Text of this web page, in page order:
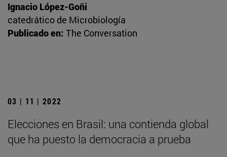
Ignacio López-Goñi
catedrático de Microbiología
Publicado en: The Conversation
03 | 11 | 2022
Elecciones en Brasil: una contienda global
que ha puesto la democracia a prueba